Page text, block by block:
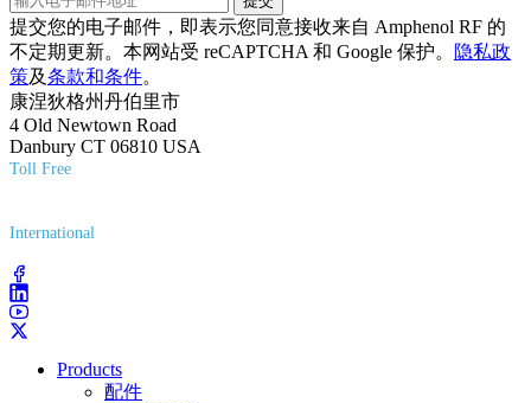
提交您的电子邮件，即表示您同意接收来自 Amphenol RF 的
不定期更新。本网站受 reCAPTCHA 和 Google 保护。
隐私政
策及条款和条件。
康涅狄格州丹伯里市
4 Old Newtown Road
Danbury CT 06810 USA
Toll Free
International
Products
配件